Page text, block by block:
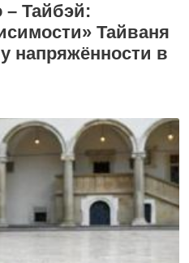
– Тайбэй:
Тайваня
напряжённости в